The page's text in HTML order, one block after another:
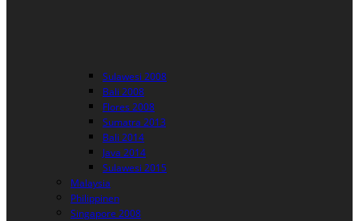
Sulawesi 2008
Bali 2008
Flores 2008
Sumatra 2013
Bali 2014
Java 2014
Sulawesi 2015
Malaysia
Philippinen
Singapore 2008